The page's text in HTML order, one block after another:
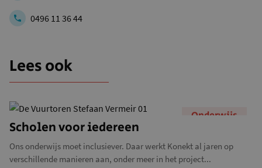
0496 11 36 44
Lees ook
Onderwijs
Scholen voor iedereen
Ons onderwijs moet inclusiever. Daar werkt Konekt al jaren op
verschillende manieren aan, onder meer in het project...